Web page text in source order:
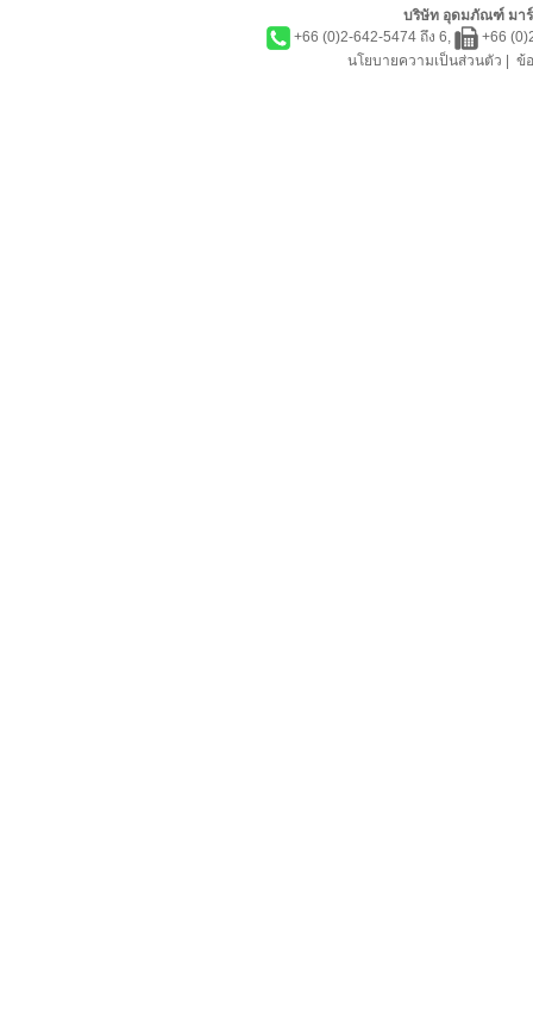
บริษัท อุดมภัณฑ์ มาร์
+66 (0)2-642-5474 ถึง 6,
+66
นโยบายความเป็นส่วนตัว
ข้